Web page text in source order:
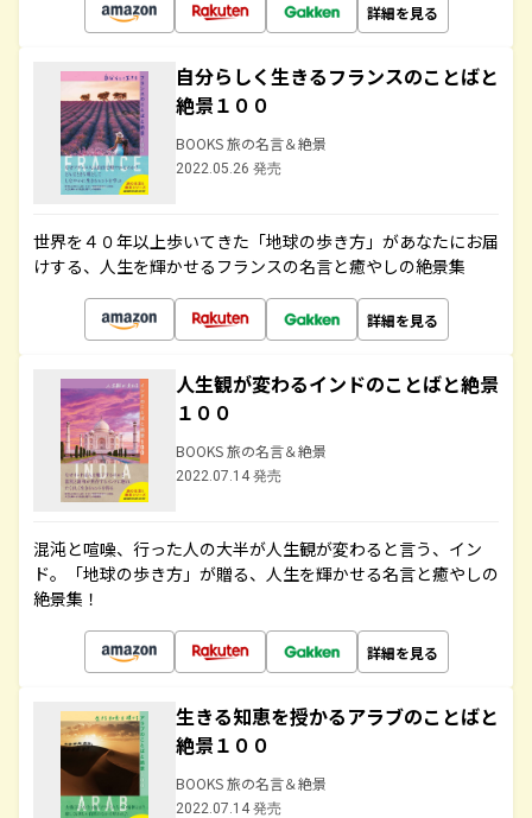
詳細を見る
自分らしく生きるフランスのことばと
絶景１００
BOOKS 旅の名言＆絶景
2022.05.26 発売
世界を４０年以上歩いてきた「地球の歩き方」があなたにお届
けする、人生を輝かせるフランスの名言と癒やしの絶景集
詳細を見る
人生観が変わるインドのことばと絶景
１００
BOOKS 旅の名言＆絶景
2022.07.14 発売
混沌と喧噪、行った人の大半が人生観が変わると言う、イン
ド。「地球の歩き方」が贈る、人生を輝かせる名言と癒やしの
絶景集！
詳細を見る
生きる知恵を授かるアラブのことばと
絶景１００
BOOKS 旅の名言＆絶景
2022.07.14 発売